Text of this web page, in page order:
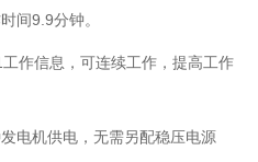
间9.9分钟。
工作信息，可连续工作，提高工作
电机供电，无需另配稳压电源